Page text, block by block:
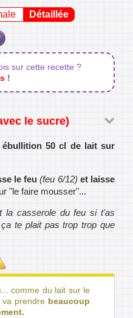
Détaillée
sur cette recette ?
!
le sucre)
ébullition 50 cl de lait sur
le feu (feu 6/12) et laisse
"le faire mousser"...
la casserole du feu si t'as
te plait pas trop trop que
... comme du lait sur le
prendre beaucoup